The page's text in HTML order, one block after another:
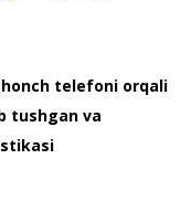
telefoni orqali
tushgan va